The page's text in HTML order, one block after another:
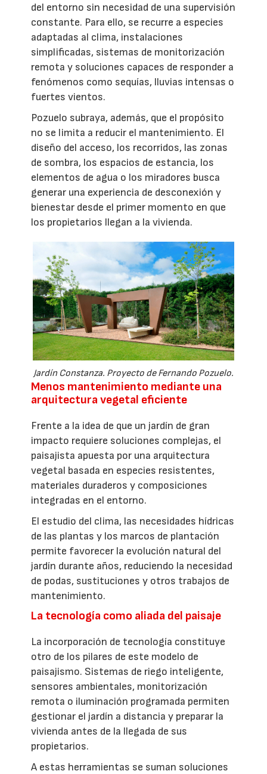
del entorno sin necesidad de una supervisión
constante. Para ello, se recurre a especies
adaptadas al clima, instalaciones
simplificadas, sistemas de monitorización
remota y soluciones capaces de responder a
fenómenos como sequías, lluvias intensas o
fuertes vientos.
Pozuelo subraya, además, que el propósito
no se limita a reducir el mantenimiento. El
diseño del acceso, los recorridos, las zonas
de sombra, los espacios de estancia, los
elementos de agua o los miradores busca
generar una experiencia de desconexión y
bienestar desde el primer momento en que
los propietarios llegan a la vivienda.
Jardín Constanza. Proyecto de Fernando Pozuelo.
Menos mantenimiento mediante una
arquitectura vegetal eficiente
Frente a la idea de que un jardín de gran
impacto requiere soluciones complejas, el
paisajista apuesta por una arquitectura
vegetal basada en especies resistentes,
materiales duraderos y composiciones
integradas en el entorno.
El estudio del clima, las necesidades hídricas
de las plantas y los marcos de plantación
permite favorecer la evolución natural del
jardín durante años, reduciendo la necesidad
de podas, sustituciones y otros trabajos de
mantenimiento.
La tecnología como aliada del paisaje
La incorporación de tecnología constituye
otro de los pilares de este modelo de
paisajismo. Sistemas de riego inteligente,
sensores ambientales, monitorización
remota o iluminación programada permiten
gestionar el jardín a distancia y preparar la
vivienda antes de la llegada de sus
propietarios.
A estas herramientas se suman soluciones